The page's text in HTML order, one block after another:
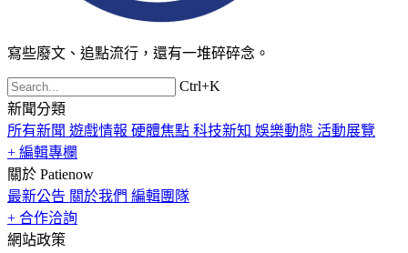
寫些廢文、追點流行，還有一堆碎碎念。
Ctrl+K
新聞分類
所有新聞 遊戲情報 硬體焦點 科技新知 娛樂動態 活動展覽
+ 編輯專欄
關於 Patienow
最新公告 關於我們 編輯團隊
+ 合作洽詢
網站政策